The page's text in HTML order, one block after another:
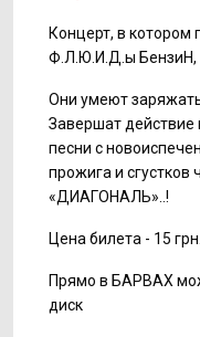
Концерт, в котором
Ф.Л.Ю.И.Д.ы БензиН,
Они умеют
Завершат действие
песни с
прожига и сгустков
«ДИАГОНАЛЬ»..!
Цена билета - 15 грн.
Прямо в БАРВАХ
диск